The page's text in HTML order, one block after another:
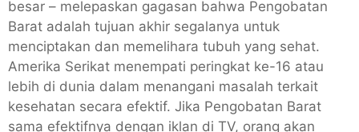
besar – melepaskan gagasan bahwa Pengobatan
Barat adalah tujuan akhir segalanya untuk
menciptakan dan memelihara tubuh yang sehat.
Amerika Serikat menempati peringkat ke-16 atau
lebih di dunia dalam menangani masalah terkait
kesehatan secara efektif. Jika Pengobatan Barat
sama efektifnya dengan iklan di TV, orang akan